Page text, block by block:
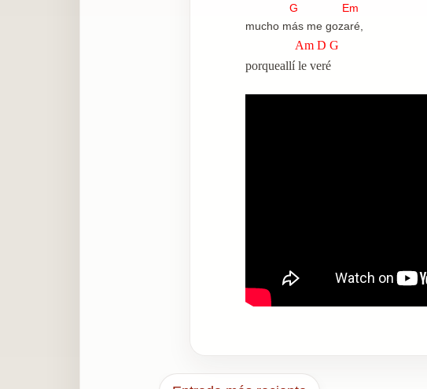
G Em
mucho más me gozaré,
Am D G
porqueallí le veré